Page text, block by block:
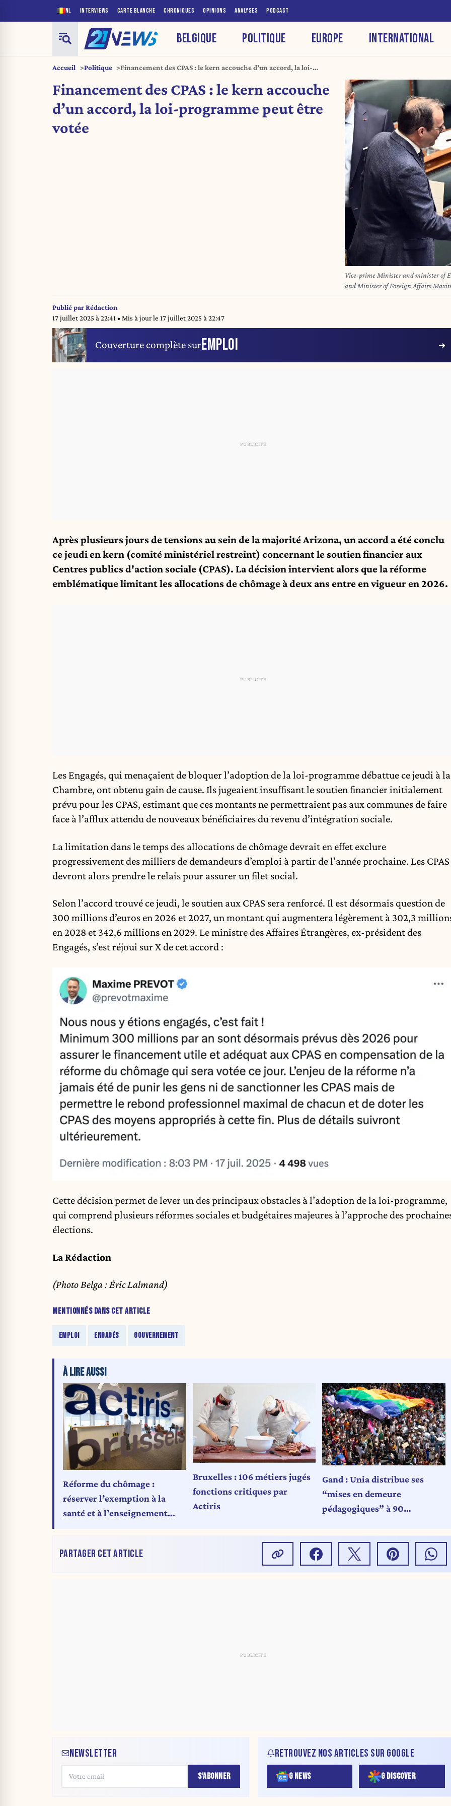
NL INTERVIEWS CARTE BLANCHE CHRONIQUES OPINIONS ANALYSES PODCAST
BELGIQUE POLITIQUE EUROPE INTERNATIONAL
Accueil Politique
Financement des CPAS : le kern accouche d’un accord, la loi-
Financement des CPAS : le kern accouche
d’un accord, la loi-programme peut être
votée
Vice-prime Minister and minister of
and Minister of Foreign Affairs
the Federal Parliament in Brussels,
Publié parRédaction
17 juillet 2025 à 22:41• Mis à jour le 17 juillet 2025 à 22:47
Couverture complète surEMPLOI
Après plusieurs jours de tensions au sein de la majorité Arizona, un accord a été conclu
ce jeudi en kern (comité ministériel restreint) concernant le soutien financier aux
Centres publics d'action sociale (CPAS). La décision intervient alors que la réforme
emblématique limitant les allocations de chômage à deux ans entre en vigueur en 2026.
Les Engagés, qui menaçaient de bloquer l’adoption de la loi-programme débattue ce jeudi à la
Chambre, ont obtenu gain de cause. Ils jugeaient insuffisant le soutien financier initialement
prévu pour les CPAS, estimant que ces montants ne permettraient pas aux communes de faire
face à l’afflux attendu de nouveaux bénéficiaires du revenu d’intégration sociale.
La limitation dans le temps des allocations de chômage devrait en effet exclure
progressivement des milliers de demandeurs d’emploi à partir de l’année prochaine. Les CPAS
devront alors prendre le relais pour assurer un filet social.
Selon l’accord trouvé ce jeudi, le soutien aux CPAS sera renforcé. Il est désormais question de
300 millions d’euros en 2026 et 2027, un montant qui augmentera légèrement à 302,3
en 2028 et 342,6 millions en 2029. Le ministre des Affaires Étrangères, ex-président des
Engagés, s’est réjoui sur X de cet accord :
Cette décision permet de lever un des principaux obstacles à l’adoption de la loi-programme,
qui comprend plusieurs réformes sociales et budgétaires majeures à l’approche des
élections.
La Rédaction
(Photo Belga : Éric Lalmand)
MENTIONNÉS DANS CET ARTICLE
EMPLOI ENGAGÉS GOUVERNEMENT
À LIRE AUSSI
Réforme du chômage :
réserver l’exemption à la
santé et à l’enseignement
Bruxelles : 106 métiers jugés
fonctions critiques par
Actiris
Gand : Unia distribue ses
“mises en demeure
pédagogiques” à 90
PARTAGER CET ARTICLE
NEWSLETTER
S'ABONNER
RETROUVEZ NOS ARTICLES SUR GOOGLE
G NEWS G DISCOVER